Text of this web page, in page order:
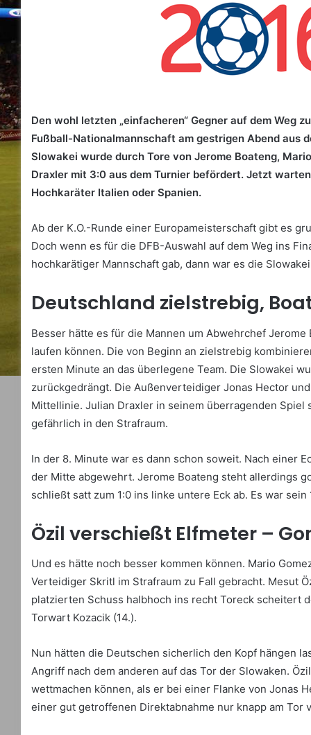
Den wohl letzten „einfacheren“ Gegner auf dem Weg
Fußball-Nationalmannschaft am gestrigen Abend aus
Slowakei wurde durch Tore von Jerome Boateng,
Draxler mit 3:0 aus dem Turnier befördert. Jetzt
Hochkaräter Italien oder Spanien.
Ab der K.O.-Runde einer Europameisterschaft gibt es
Doch wenn es für die DFB-Auswahl auf dem Weg ins
hochkarätiger Mannschaft gab, dann war es die
Deutschland zielstrebig,
Besser hätte es für die Mannen um Abwehrchef
laufen können. Die von Beginn an zielstrebig
ersten Minute an das überlegene Team. Die Slowakei
zurückgedrängt. Die Außenverteidiger Jonas Hector
Mittellinie. Julian Draxler in seinem überragenden
gefährlich in den Strafraum.
In der 8. Minute war es dann schon soweit. Nach einer
der Mitte abgewehrt. Jerome Boateng steht allerdings
schließt satt zum 1:0 ins linke untere Eck ab. Es war
Özil verschießt Elfmeter –
Und es hätte noch besser kommen können. Mario
Verteidiger Skritl im Strafraum zu Fall gebracht. Mesut
platzierten Schuss halbhoch ins recht Toreck scheitert
Torwart Kozacik (14.).
Nun hätten die Deutschen sicherlich den Kopf hängen
Angriff nach dem anderen auf das Tor der Slowaken.
wettmachen können, als er bei einer Flanke von Jonas
einer gut getroffenen Direktabnahme nur knapp am Tor